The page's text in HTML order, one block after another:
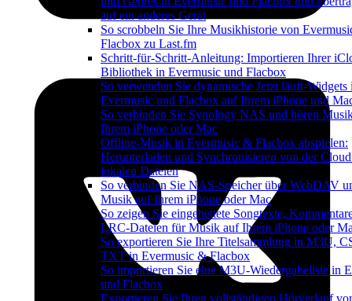
auf ein anderes Gerät
So scrobbeln Sie Ihre Musikhistorie von
Flacbox zu Last.fm
Schritt-für-Schritt-Anleitung: Importieren Ihrer
Bibliothek in Evermusic und Flacbox
So verwenden Sie dynamische Jetzt läuft-Widgets
Evermusic und Flacbox auf Ihrem iPhone und
So verbinden Sie Synology NAS und hören
Ihrem iPhone oder Mac
Offline-Musik in Evermusic & Flacbox abspielen:
Herunterladen und Synchronisieren von der
lokalen Dateien
So verbinden Sie NAS-Speicher über WebDAV
Musik auf Ihrem iPhone oder Mac
So zeigen Sie eingebettete Songtexte,
LRC-Dateien für Musik auf Ihrem iPhone oder
So exportieren Sie Ihre Titelsammlung in M3U,
TXT in Evermusic & Flacbox
So importieren Sie eine M3U-Wiedergabeliste in
und Flacbox
Exportieren Sie Ihren vollständigen Hörverlauf